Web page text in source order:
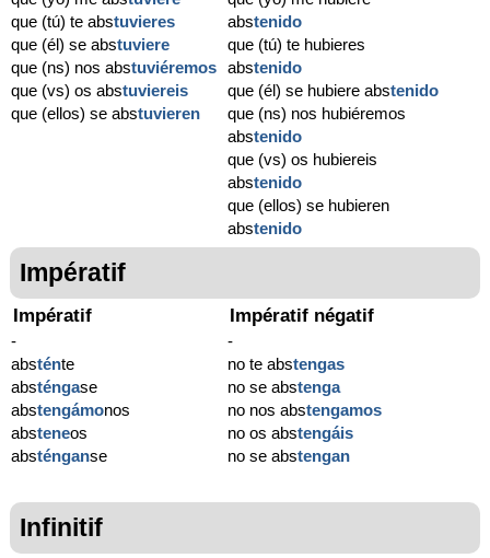
que (tú) te abstuvieres
que (él) se abstuviere
que (ns) nos abstuviéremos
que (vs) os abstuviereis
que (ellos) se abstuvieren
abstenido
que (tú) te hubieres
abstenido
que (él) se hubiere abstenido
que (ns) nos hubiéremos
abstenido
que (vs) os hubiereis
abstenido
que (ellos) se hubieren
abstenido
Impératif
Impératif
-
absténte
absténgase
abstengámonos
absteneos
absténganse
Impératif négatif
-
no te abstengas
no se abstenga
no nos abstengamos
no os abstengáis
no se abstengan
Infinitif